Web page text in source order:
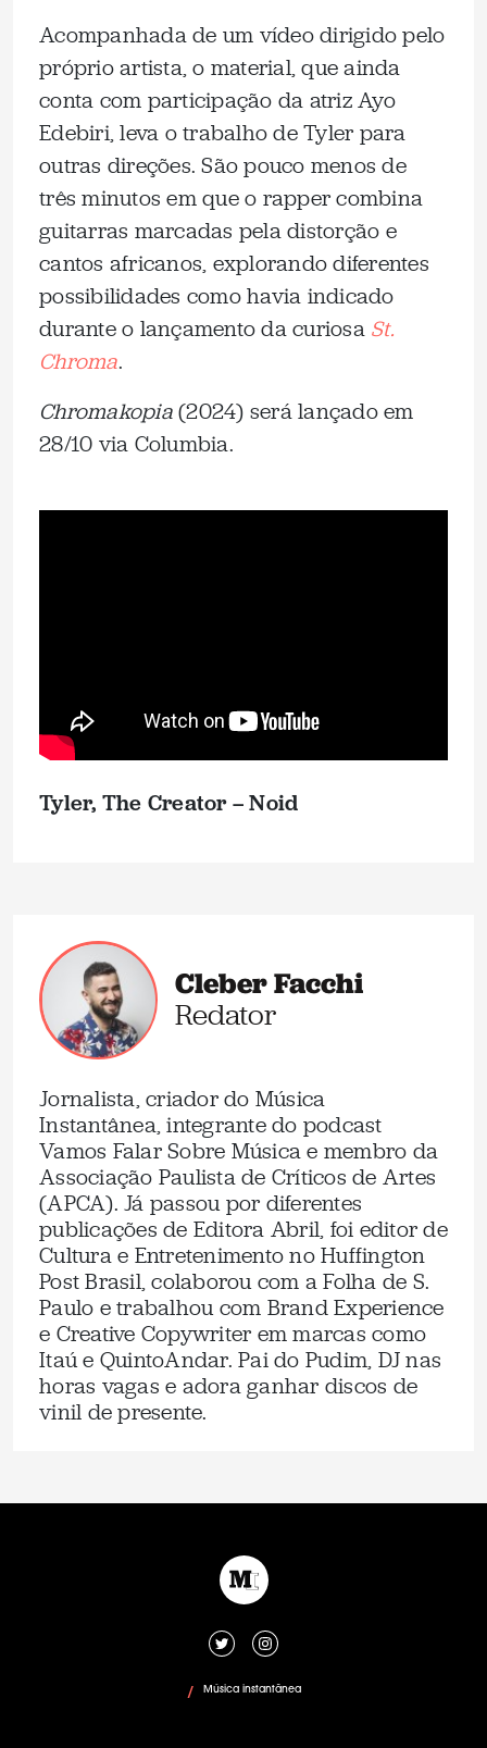
Acompanhada de um vídeo dirigido pelo
próprio artista, o material, que ainda
conta com participação da atriz Ayo
Edebiri, leva o trabalho de Tyler para
outras direções. São pouco menos de
três minutos em que o rapper combina
guitarras marcadas pela distorção e
cantos africanos, explorando diferentes
possibilidades como havia indicado
durante o lançamento da curiosa St.
Chroma.
Chromakopia(2024) será lançado em
28/10 via Columbia.
Tyler, The Creator – Noid
Cleber Facchi
Redator
Jornalista, criador do Música
Instantânea, integrante do podcast
Vamos Falar Sobre Música e membro da
Associação Paulista de Críticos de Artes
(APCA). Já passou por diferentes
publicações de Editora Abril, foi editor de
Cultura e Entretenimento no Huffington
Post Brasil, colaborou com a Folha de S.
Paulo e trabalhou com Brand Experience
e Creative Copywriter em marcas como
Itaú e QuintoAndar. Pai do Pudim, DJ nas
horas vagas e adora ganhar discos de
vinil de presente.
/ Música instantânea